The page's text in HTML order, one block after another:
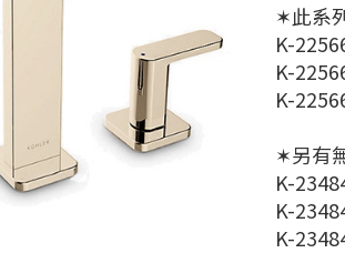
✶此系
K-
K-
K-
✶另有
K-
K-
K-